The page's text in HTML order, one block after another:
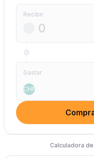
Recibir
Gastar
CHF
Calculadora de